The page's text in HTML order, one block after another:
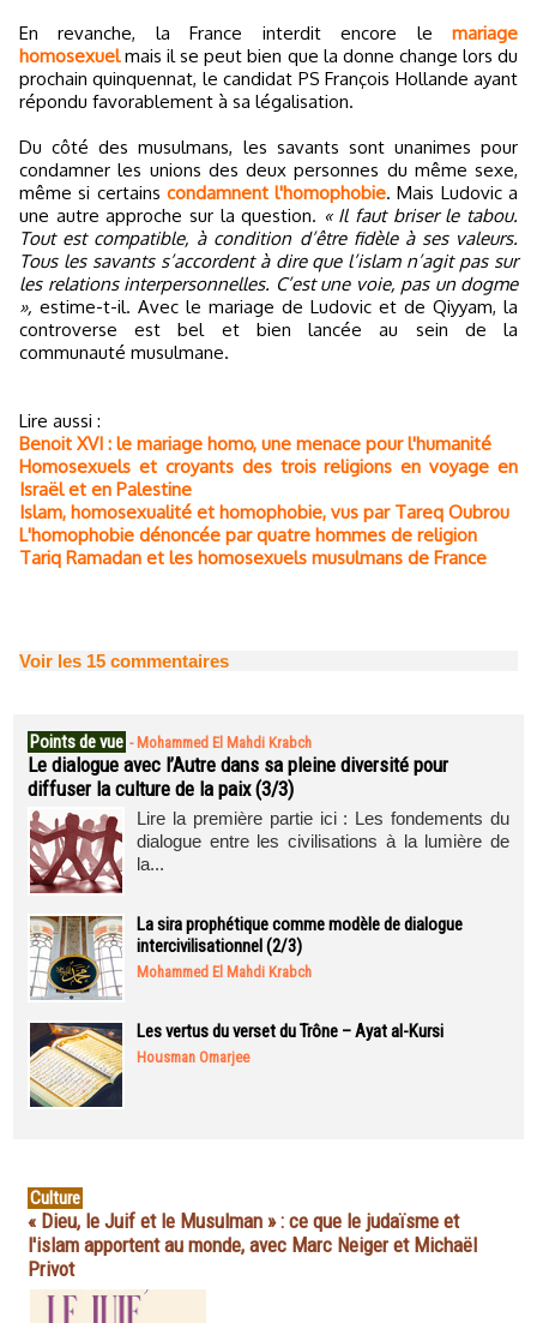
En revanche, la France interdit encore le mariage
homosexuelmais il se peut bien que la donne change lors du
prochain quinquennat, le candidat PS François Hollande ayant
répondu favorablement à sa légalisation.
Du côté des musulmans, les savants sont unanimes pour
condamner les unions des deux personnes du même sexe,
même si certains condamnent l'homophobie. Mais Ludovic a
une autre approche sur la question. « Il faut briser le tabou.
Tout est compatible, à condition d’être fidèle à ses valeurs.
Tous les savants s’accordent à dire que l’islam n’agit pas sur
les relations interpersonnelles. C’est une voie, pas un dogme
», estime-t-il. Avec le mariage de Ludovic et de Qiyyam, la
controverse est bel et bien lancée au sein de la
communauté musulmane.
Lire aussi :
Benoit XVI : le mariage homo, une menace pour l'humanité
Homosexuels et croyants des trois religions en voyage en
Israël et en Palestine
Islam, homosexualité et homophobie, vus par Tareq Oubrou
L'homophobie dénoncée par quatre hommes de religion
Tariq Ramadan et les homosexuels musulmans de France
Voir les 15 commentaires
Points de vue - Mohammed El Mahdi Krabch
Le dialogue avec l’Autre dans sa pleine diversité pour
diffuser la culture de la paix (3/3)
Lire la première partie ici : Les fondements du
dialogue entre les civilisations à la lumière de
la...
La sira prophétique comme modèle de dialogue
intercivilisationnel (2/3)
Mohammed El Mahdi Krabch
Les vertus du verset du Trône – Ayat al-Kursi
Housman Omarjee
Culture
« Dieu, le Juif et le Musulman » : ce que le judaïsme et
l'islam apportent au monde, avec Marc Neiger et Michaël
Privot